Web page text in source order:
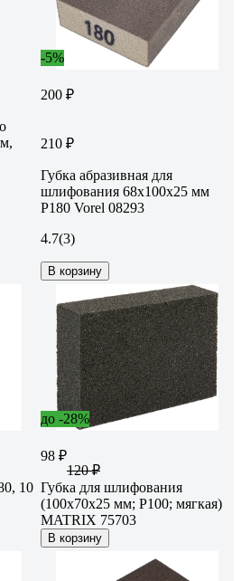
-5%
200 ₽
210 ₽
Губка абразивная для
шлифования 68х100х25 мм
P180 Vorel 08293
4.7(3)
В корзину
10
до -28%
98 ₽
120 ₽
Губка для шлифования
(100х70х25 мм; P100; мягкая)
MATRIX 75703
В корзину